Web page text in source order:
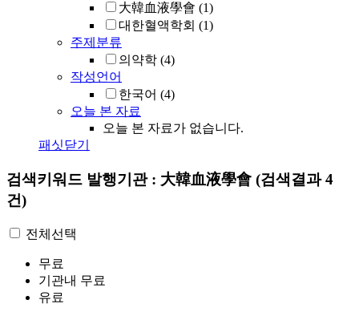
大韓血液學會 (1)
대한혈액학회 (1)
주제분류
의약학 (4)
작성언어
한국어 (4)
오늘 본 자료
오늘 본 자료가 없습니다.
패싯닫기
검색키워드 발행기관 : 大韓血液學會 (검색결과 4
건)
전체선택
무료
기관내 무료
유료